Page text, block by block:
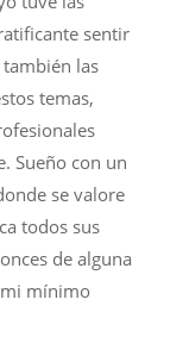
sentir
las
temas,
Sueño con un
se valore
todos sus
de alguna
mínimo